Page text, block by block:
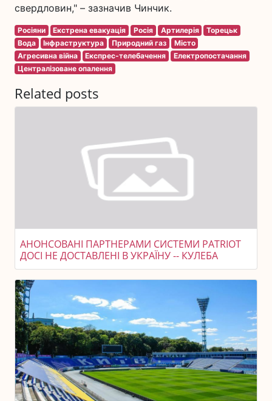
свердловин," – зазначив Чинчик.
Росіяни Екстрена евакуація Росія Артилерія
Торецьк
Вода
Інфраструктура Природний газ
Місто
Агресивна війна
Експрес-телебачення
Електропостачання
Централізоване опалення
Related posts
АНОНСОВАНІ ПАРТНЕРАМИ СИСТЕМИ PATRIOT
ДОСІ НЕ ДОСТАВЛЕНІ В УКРАЇНУ -- КУЛЕБА